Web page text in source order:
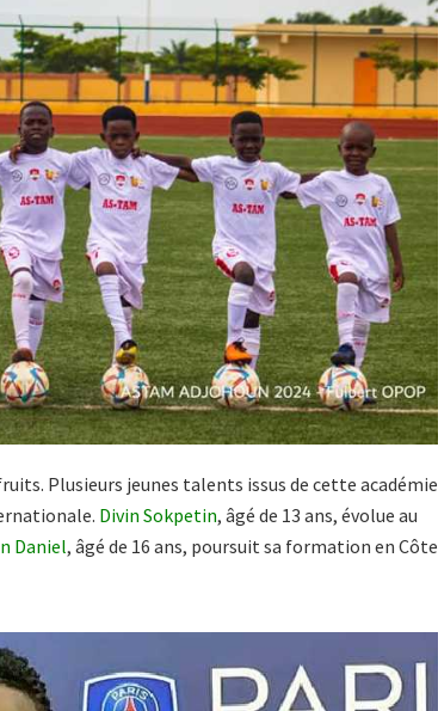
Plusieurs jeunes talents issus de cette académie
Divin Sokpetin, âgé de 13 ans, évolue au
Daniel, âgé de 16 ans, poursuit sa formation en Côte